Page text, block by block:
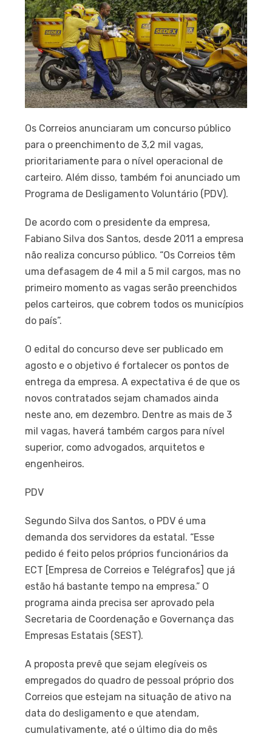
Os Correios anunciaram um concurso público
para o preenchimento de 3,2 mil vagas,
prioritariamente para o nível operacional de
carteiro. Além disso, também foi anunciado um
Programa de Desligamento Voluntário (PDV).
De acordo com o presidente da empresa,
Fabiano Silva dos Santos, desde 2011 a empresa
não realiza concurso público. “Os Correios têm
uma defasagem de 4 mil a 5 mil cargos, mas no
primeiro momento as vagas serão preenchidos
pelos carteiros, que cobrem todos os municípios
do país”.
O edital do concurso deve ser publicado em
agosto e o objetivo é fortalecer os pontos de
entrega da empresa. A expectativa é de que os
novos contratados sejam chamados ainda
neste ano, em dezembro. Dentre as mais de 3
mil vagas, haverá também cargos para nível
superior, como advogados, arquitetos e
engenheiros.
PDV
Segundo Silva dos Santos, o PDV é uma
demanda dos servidores da estatal. “Esse
pedido é feito pelos próprios funcionários da
ECT [Empresa de Correios e Telégrafos] que já
estão há bastante tempo na empresa.” O
programa ainda precisa ser aprovado pela
Secretaria de Coordenação e Governança das
Empresas Estatais (SEST).
A proposta prevê que sejam elegíveis os
empregados do quadro de pessoal próprio dos
Correios que estejam na situação de ativo na
data do desligamento e que atendam,
cumulativamente, até o último dia do mês